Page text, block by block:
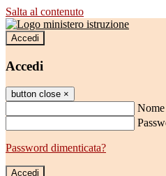
Salta al contenuto
Accedi
Accedi
button close ×
Password dimenticata?